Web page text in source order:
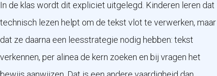
In de klas wordt dit expliciet uitgelegd. Kinderen leren dat
technisch lezen helpt om de tekst vlot te verwerken, maar
dat ze daarna een leesstrategie nodig hebben: tekst
verkennen, per alinea de kern zoeken en bij vragen het